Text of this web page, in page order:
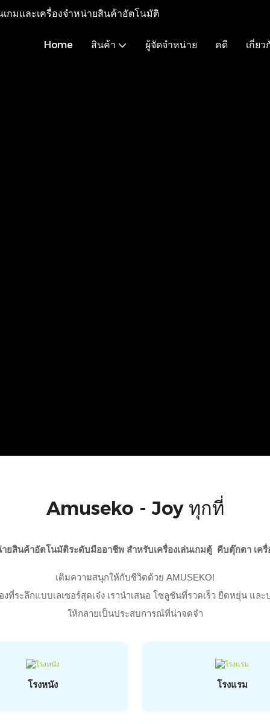
เกมและเครื่องจำหน่ายสินค้าอัตโนมัติ
Home สินค้า ผู้จัดจำหน่าย คดี เกี่ยว
Amuseko - Joy ทุกที่
ยสินค้าอัตโนมัติระดับมืออาชีพ สำหรับเครื่องเล่นเกมตู้ คีบตุ๊กตา เค
เติมความสนุกให้กับชีวิตด้วย AMUSEKO!
ที่ระลึกแบบเลเซอร์สุดเจ๋ง เรานำเสนอ โซลูชันที่รวดเร็ว ยืดหยุ่น และ
ให้กลายเป็นประสบการณ์ที่น่าจดจำ
โรงหนัง โรงแรม